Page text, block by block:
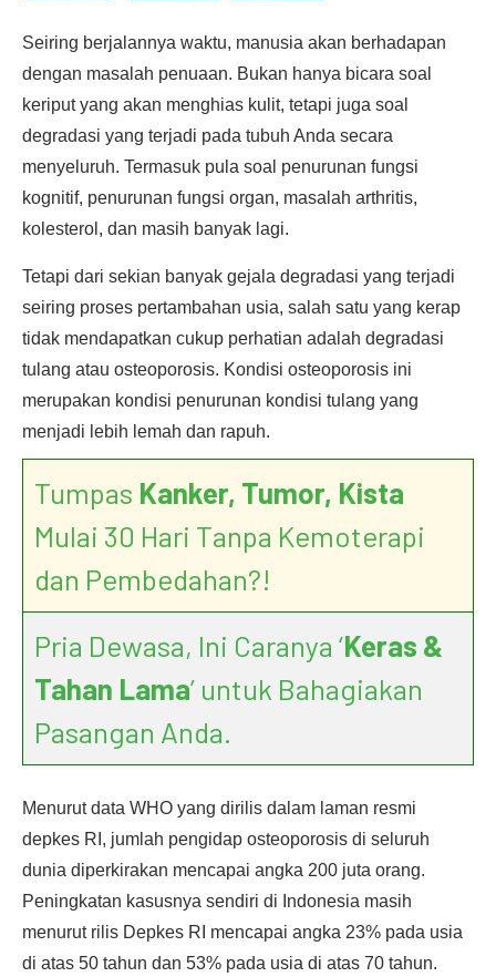
Seiring berjalannya waktu, manusia akan berhadapan
dengan masalah penuaan. Bukan hanya bicara soal
keriput yang akan menghias kulit, tetapi juga soal
degradasi yang terjadi pada tubuh Anda secara
menyeluruh. Termasuk pula soal penurunan fungsi
kognitif, penurunan fungsi organ, masalah arthritis,
kolesterol, dan masih banyak lagi.
Tetapi dari sekian banyak gejala degradasi yang terjadi
seiring proses pertambahan usia, salah satu yang kerap
tidak mendapatkan cukup perhatian adalah degradasi
tulang atau osteoporosis. Kondisi osteoporosis ini
merupakan kondisi penurunan kondisi tulang yang
menjadi lebih lemah dan rapuh.
Tumpas Kanker, Tumor, Kista
Mulai 30 Hari Tanpa Kemoterapi
dan Pembedahan?!
Pria Dewasa, Ini Caranya ‘Keras &
Tahan Lama’ untuk Bahagiakan
Pasangan Anda.
Menurut data WHO yang dirilis dalam laman resmi
depkes RI, jumlah pengidap osteoporosis di seluruh
dunia diperkirakan mencapai angka 200 juta orang.
Peningkatan kasusnya sendiri di Indonesia masih
menurut rilis Depkes RI mencapai angka 23% pada usia
di atas 50 tahun dan 53% pada usia di atas 70 tahun.